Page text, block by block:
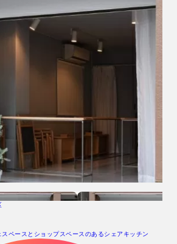
ペースとショップスペースのあるシェアキッチン